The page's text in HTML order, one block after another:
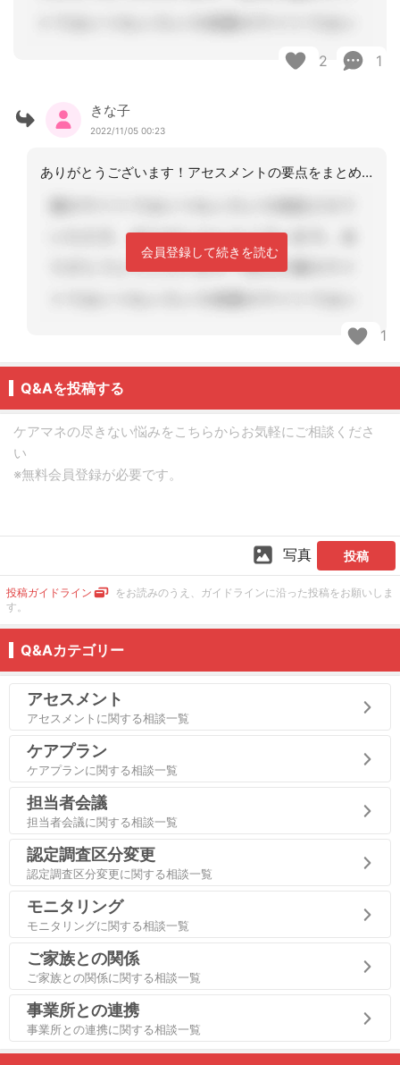
2 1
きな子
2022/11/05 00:23
ありがとうございます！アセスメントの要点をまとめてくださって、自分でも分かってい
会員登録して続きを読む
1
Q&Aを投稿する
写真 投稿
投稿ガイドライン
をお読みのうえ、ガイドラインに沿った投稿をお願いしま
す。
Q&Aカテゴリー
アセスメント
アセスメントに関する相談一覧
ケアプラン
ケアプランに関する相談一覧
担当者会議
担当者会議に関する相談一覧
認定調査区分変更
認定調査区分変更に関する相談一覧
モニタリング
モニタリングに関する相談一覧
ご家族との関係
ご家族との関係に関する相談一覧
事業所との連携
事業所との連携に関する相談一覧